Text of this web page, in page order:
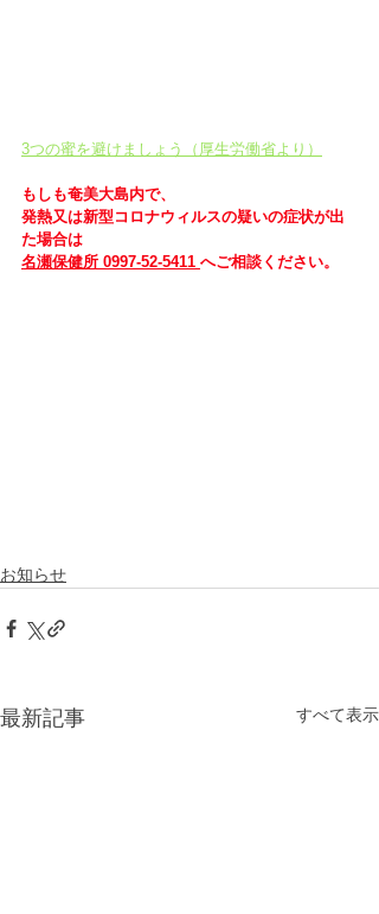
3つの蜜を避けましょう（厚生労働省より）
もしも奄美大島内で、
発熱又は新型コロナウィルスの疑いの症状が出
た場合は
名瀬保健所 0997-52-5411 へご相談ください。
お知らせ
最新記事 すべて表示